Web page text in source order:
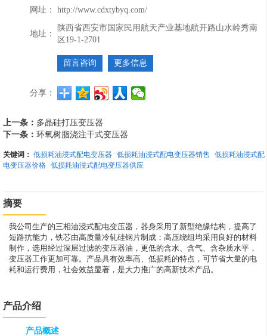
网址：
http://www.cdxtybyq.com/
地址：
陕西省西安市国家民用航天产业基地航开路山水岭秀南
区19-1-2701
留言咨询 更多信息
分享：
上一条： 多晶硅打压变压器
下一条： 环氧树脂浇注干式变压器
关键词： 低损耗油浸式配电变压器 低损耗油浸式配电变压器销售 低损耗油浸式配
电变压器价格 低损耗油浸式配电变压器供应
摘要
我公司生产的三相油浸式配电变压器，器身采用了新型绝缘结构，提高了
短路抗能力，铁芯由高质量冷轧硅钢片制成；高压绕组均采用良好的材料
制作，选用经过深层过滤的变压器油，更低的含水、含气、含杂质水平，
变压器工作更加可靠。产品具有效率高、低损耗的特点，可节省大量的电
耗和运行费用，社会效益显著，是大力推广的高新技术产品。
产品介绍
产品概述